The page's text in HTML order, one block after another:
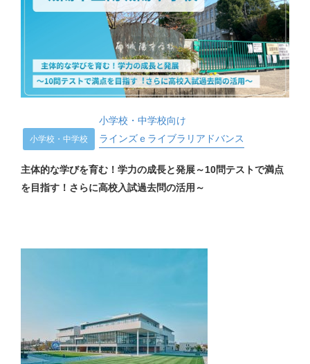
小学校・中学校
小学校・中学校向け
ラインズｅライブラリアドバンス
主体的な学びを育む！学力の成長と発展～10問テストで満点
を目指す！さらに高校入試過去問の活用～